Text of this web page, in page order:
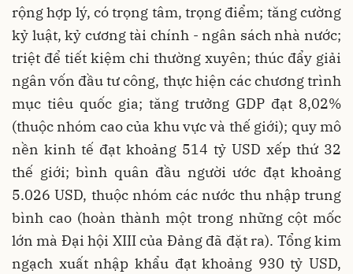
rộng hợp lý, có trọng tâm, trọng điểm; tăng cường
kỷ luật, kỷ cương tài chính - ngân sách nhà nước;
triệt để tiết kiệm chi thường xuyên; thúc đẩy giải
ngân vốn đầu tư công, thực hiện các chương trình
mục tiêu quốc gia; tăng trưởng GDP đạt 8,02%
(thuộc nhóm cao của khu vực và thế giới); quy mô
nền kinh tế đạt khoảng 514 tỷ USD xếp thứ 32
thế giới; bình quân đầu người ước đạt khoảng
5.026 USD, thuộc nhóm các nước thu nhập trung
bình cao (hoàn thành một trong những cột mốc
lớn mà Đại hội XIII của Đảng đã đặt ra). Tổng kim
ngạch xuất nhập khẩu đạt khoảng 930 tỷ USD,